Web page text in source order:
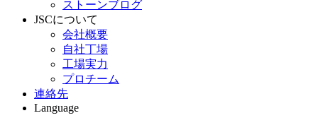
ストーンブログ
JSCについて
会社概要
自社丁場
工場実力
プロチーム
連絡先
Language